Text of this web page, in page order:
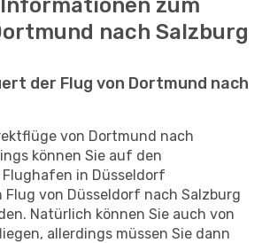
zum
nach Salzburg
der Flug von Dortmund nach
von Dortmund nach
können Sie auf den
in Düsseldorf
Flug von Düsseldorf nach Salzburg
Natürlich können Sie auch von
allerdings müssen Sie dann